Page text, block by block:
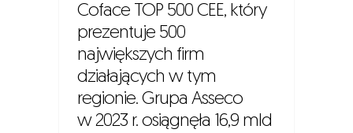
Coface TOP 500 CEE, który
prezentuje 500
największych firm
działających w tym
regionie. Grupa Asseco
w 2023 r. osiągnęła 16,9 mld